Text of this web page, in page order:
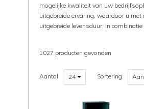
mogelijke kwaliteit van uw
uitgebreide ervaring, waardoor u
uitgebreide levensduur, in
1027 producten gevonden
Aantal 24 Sortering